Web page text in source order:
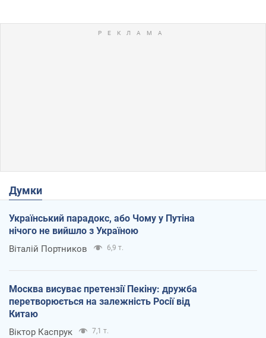
Думки
Український парадокс, або Чому у Путіна
нічого не вийшло з Україною
Віталій Портников 6,9 т.
Москва висуває претензії Пекіну: дружба
перетворюється на залежність Росії від
Китаю
Віктор Каспрук 7,1 т.